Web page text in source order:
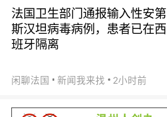
法国卫生部门通报输入性安第
斯汉坦病毒病例，患者已在西
班牙隔离
闲聊法国 新闻我来找 2小时前